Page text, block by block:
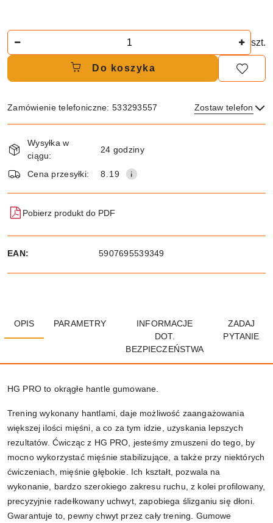
szt.
Do koszyka
Zamówienie telefoniczne: 533293557 Zostaw telefon
i
dostawa
Wysyłka w
ciągu:
24 godziny
Cena przesyłki: 8.19
Pobierz produkt do PDF
EAN: 5907695539349
OPIS PARAMETRY
INFORMACJE
DOT.
BEZPIECZEŃSTWA
ZADAJ
PYTANIE
HG PRO to okrągłe hantle gumowane.
Trening wykonany hantlami, daje możliwość zaangażowania
większej ilości mięśni, a co za tym idzie, uzyskania lepszych
rezultatów. Ćwicząc z HG PRO, jesteśmy zmuszeni do tego, by
mocno wykorzystać mięśnie stabilizujące, a także przy niektórych
ćwiczeniach, mięśnie głębokie. Ich kształt, pozwala na
wykonanie, bardzo szerokiego zakresu ruchu, z kolei profilowany,
precyzyjnie radełkowany uchwyt, zapobiega ślizganiu się dłoni.
Gwarantuje to, pewny chwyt przez cały trening. Gumowe